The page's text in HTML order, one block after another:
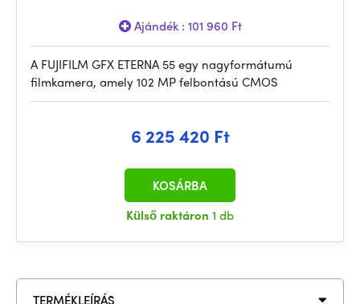
Ajándék : 101 960 Ft
A FUJIFILM GFX ETERNA 55 egy nagyformátumú
filmkamera, amely 102 MP felbontású CMOS
6 225 420 Ft
Külső raktáron 1 db
KOSÁRBA
TERMÉKLEÍRÁS